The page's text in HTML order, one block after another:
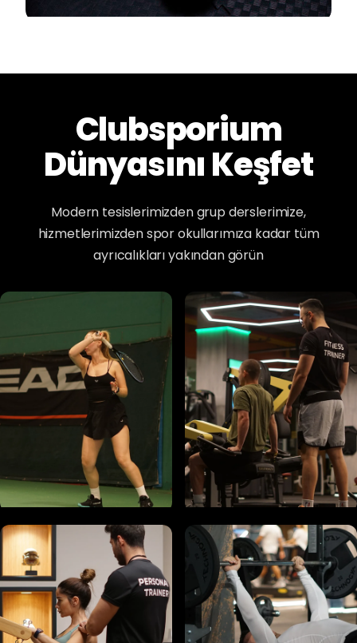
Clubsporium
Dünyasını Keşfet
Modern tesislerimizden grup derslerimize,
hizmetlerimizden spor okullarımıza kadar tüm
ayrıcalıkları yakından görün